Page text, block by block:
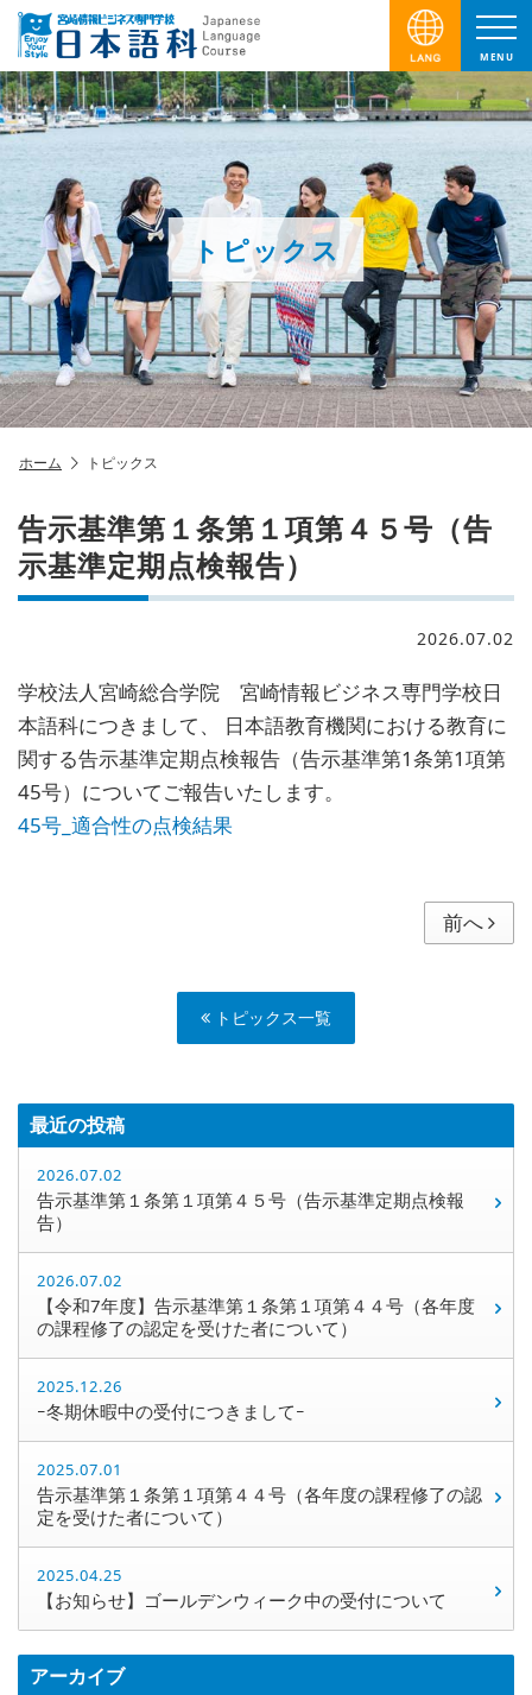
MENU
トピックス
ホーム トピックス
告示基準第１条第１項第４５号（告
示基準定期点検報告）
2026.07.02
学校法人宮崎総合学院 宮崎情報ビジネス専門学校日
本語科につきまして、 日本語教育機関における教育に
関する告示基準定期点検報告（告示基準第1条第1項第
45号）についてご報告いたします。
45号_適合性の点検結果
前へ
トピックス一覧
最近の投稿
2026.07.02
告示基準第１条第１項第４５号（告示基準定期点検報
告）
2026.07.02
【令和7年度】告示基準第１条第１項第４４号（各年度
の課程修了の認定を受けた者について）
2025.12.26
ｰ冬期休暇中の受付につきましてｰ
2025.07.01
告示基準第１条第１項第４４号（各年度の課程修了の認
定を受けた者について）
2025.04.25
【お知らせ】ゴールデンウィーク中の受付について
アーカイブ